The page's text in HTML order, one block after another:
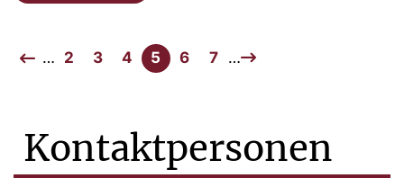
… 2 3 4 5 6 7 …
Kontaktpersonen